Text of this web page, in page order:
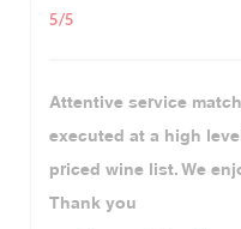
5/5
Attentive service
executed at a high
priced wine list. We
Thank you